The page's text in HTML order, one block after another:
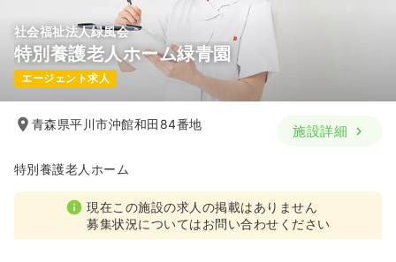
社会福祉法人緑風会
特別養護老人ホーム緑青園
エージェント求人
青森県平川市沖館和田84番地 施設詳細
特別養護老人ホーム
現在この施設の求人の掲載はありません
募集状況についてはお問い合わせください